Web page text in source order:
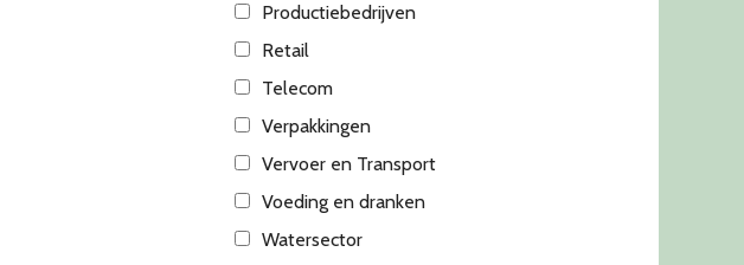
Productiebedrijven
Retail
Telecom
Verpakkingen
Vervoer en Transport
Voeding en dranken
Watersector